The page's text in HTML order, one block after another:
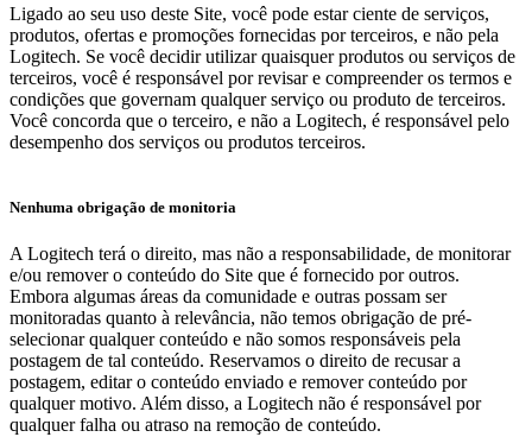
Ligado ao seu uso deste Site, você pode estar ciente de serviços,
produtos, ofertas e promoções fornecidas por terceiros, e não pela
Logitech. Se você decidir utilizar quaisquer produtos ou serviços de
terceiros, você é responsável por revisar e compreender os termos e
condições que governam qualquer serviço ou produto de terceiros.
Você concorda que o terceiro, e não a Logitech, é responsável pelo
desempenho dos serviços ou produtos terceiros.
Nenhuma obrigação de monitoria
A Logitech terá o direito, mas não a responsabilidade, de monitorar
e/ou remover o conteúdo do Site que é fornecido por outros.
Embora algumas áreas da comunidade e outras possam ser
monitoradas quanto à relevância, não temos obrigação de pré-
selecionar qualquer conteúdo e não somos responsáveis pela
postagem de tal conteúdo. Reservamos o direito de recusar a
postagem, editar o conteúdo enviado e remover conteúdo por
qualquer motivo. Além disso, a Logitech não é responsável por
qualquer falha ou atraso na remoção de conteúdo.